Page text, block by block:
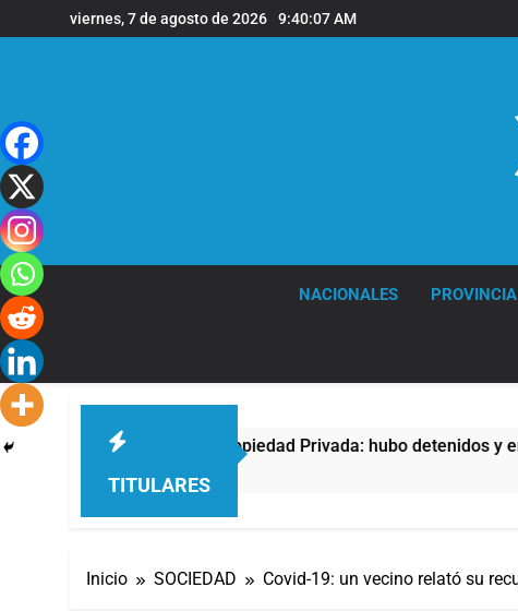
al
viernes, 7 de agosto de 2026 9:40:08 AM
NACIONALES PROVINCIA
TITULARES
contra la Ley de Propiedad Privada: hubo detenidos y
Inicio SOCIEDAD Covid-19: un vecino relató su